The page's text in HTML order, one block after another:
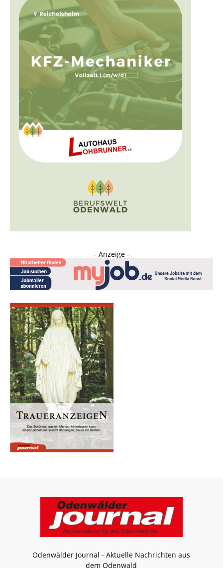
- Anzeige -
Odenwälder Journal - Aktuelle Nachrichten aus
dem Odenwald